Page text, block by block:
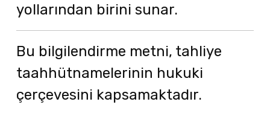
yollarından birini sunar.
Bu bilgilendirme metni, tahliye
taahhütnamelerinin hukuki
çerçevesini kapsamaktadır.